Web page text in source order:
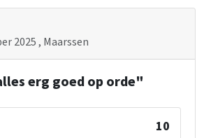
2025, Maarssen
erg goed op orde"
10